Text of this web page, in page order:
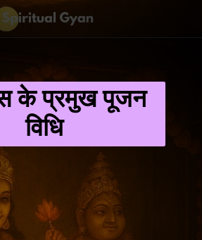
के प्रमुख पूजन
विधि